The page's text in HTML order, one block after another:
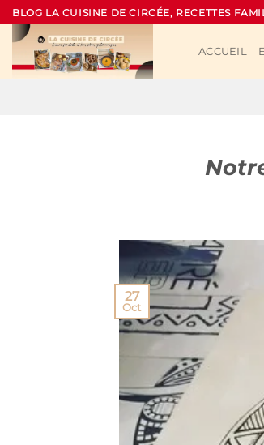
Passer
au
contenu
BLOG LA CUISINE DE CIRCÉE, RECETTES
ACCUEIL
27
Oct